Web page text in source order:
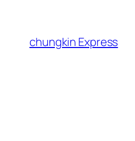
chungkin Express